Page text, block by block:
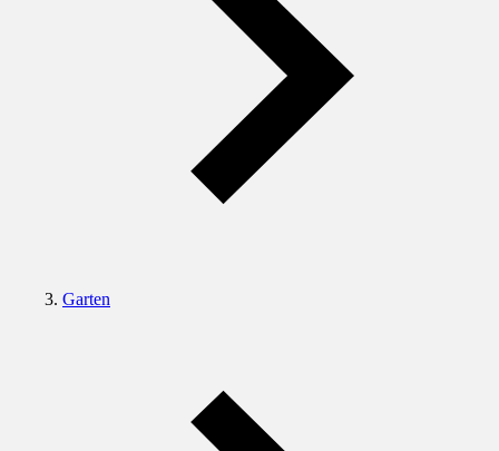
Garten